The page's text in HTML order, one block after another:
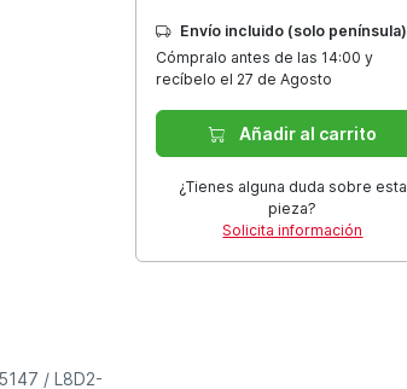
/ L8D2-
Envío incluido (solo península)
Cómpralo antes de las 14:00 y
recíbelo el 27 de Agosto
Añadir al carrito
¿Tienes alguna duda sobre esta
pieza?
Solicita información